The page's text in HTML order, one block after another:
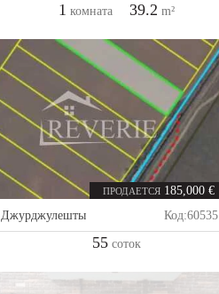
1 комната 39.2 m²
ПРОДАЕТСЯ 185,000 €
Джурджулешты
Код:60535
55 соток